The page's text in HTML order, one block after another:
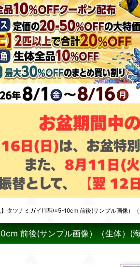
】タツナミガイ(1匹)±5-10cm 前後(サンプル画像）
前後(サンプル画像）（生体）(